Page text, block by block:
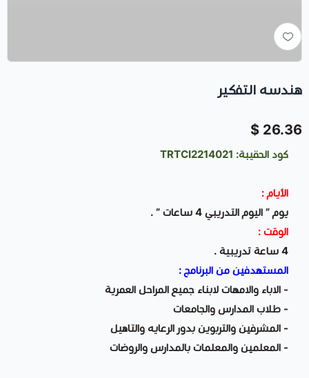
هندسه التفكير
26.36 $
كود الحقيبة: TRTCI2214021
الأيام :
يوم ” اليوم التدريبي 4 ساعات ” .
الوقت :
4 ساعة تدريبية .
المستهدفين من البرنامج :
- الاباء والامهات لابناء جميع المراحل العمرية
- طلاب المدارس والجامعات
- المشرفين والتربوين بدور الرعايه والتاهيل
- المعلمين والمعلمات بالمدارس والروضات